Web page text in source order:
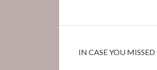
IN CASE YOU MISSED